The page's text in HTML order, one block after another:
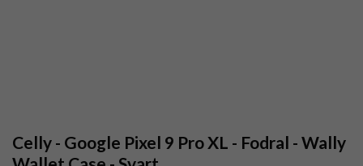
Celly - Google Pixel 9 Pro XL - Fodral - Wally